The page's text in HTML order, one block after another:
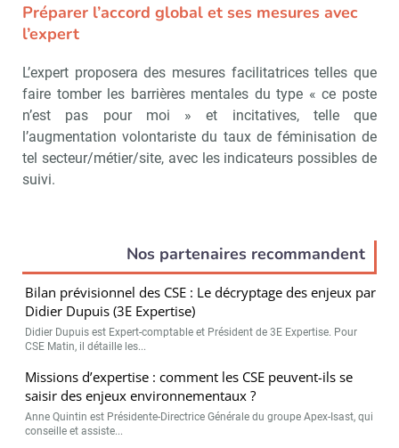
Préparer l’accord global et ses mesures avec
l’expert
L’expert proposera des mesures facilitatrices telles que
faire tomber les barrières mentales du type « ce poste
n’est pas pour moi » et incitatives, telle que
l’augmentation volontariste du taux de féminisation de
tel secteur/métier/site, avec les indicateurs possibles de
suivi.
Nos partenaires recommandent
Bilan prévisionnel des CSE : Le décryptage des enjeux par
Didier Dupuis (3E Expertise)
Didier Dupuis est Expert-comptable et Président de 3E Expertise. Pour
CSE Matin, il détaille les...
Missions d’expertise : comment les CSE peuvent-ils se
saisir des enjeux environnementaux ?
Anne Quintin est Présidente-Directrice Générale du groupe Apex-Isast, qui
conseille et assiste...